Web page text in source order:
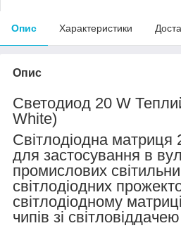
Опис Характеристики
Опис
Светодиод 20 W
White)
Світлодіодна матриця
для застосування в
промислових
світлодіодних
світлодіодному
чипів зі